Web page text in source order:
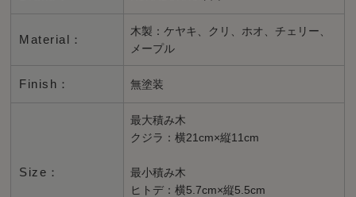
Material：
木製：ケヤキ、クリ、ホオ、チェリー、
メープル
Finish： 無塗装
Size：
最大積み木
クジラ：横21cm×縦11cm
最小積み木
ヒトデ：横5.7cm×縦5.5cm